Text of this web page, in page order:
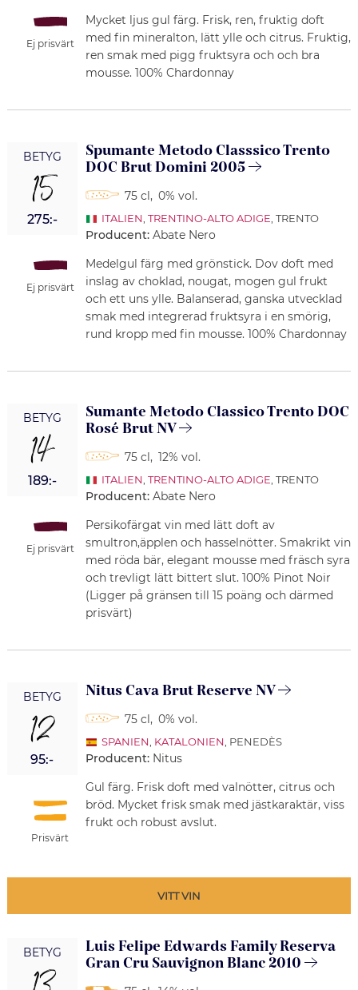
Ej prisvärt
Mycket ljus gul färg. Frisk, ren, fruktig doft
med fin mineralton, lätt ylle och citrus. Fruktig,
ren smak med pigg fruktsyra och och bra
mousse. 100% Chardonnay
BETYG
15
275:-
Ej prisvärt
Spumante Metodo Classsico Trento
DOC Brut Domini 2005
75 cl, 0% vol.
ITALIEN TRENTINO-ALTO ADIGE , TRENTO
Producent: Abate Nero
Medelgul färg med grönstick. Dov doft med
inslag av choklad, nougat, mogen gul frukt
och ett uns ylle. Balanserad, ganska utvecklad
smak med integrerad fruktsyra i en smörig,
rund kropp med fin mousse. 100% Chardonnay
BETYG
14
189:-
Ej prisvärt
Sumante Metodo Classico Trento DOC
Rosé Brut NV
75 cl, 12% vol.
ITALIEN TRENTINO-ALTO ADIGE , TRENTO
Producent: Abate Nero
Persikofärgat vin med lätt doft av
smultron,äpplen och hasselnötter. Smakrikt vin
med röda bär, elegant mousse med fräsch syra
och trevligt lätt bittert slut. 100% Pinot Noir
(Ligger på gränsen till 15 poäng och därmed
prisvärt)
BETYG
12
95:-
Prisvärt
Nitus Cava Brut Reserve NV
75 cl, 0% vol.
SPANIEN KATALONIEN , PENEDÈS
Producent: Nitus
Gul färg. Frisk doft med valnötter, citrus och
bröd. Mycket frisk smak med jästkaraktär, viss
frukt och robust avslut.
VITT VIN
BETYG
Luis Felipe Edwards Family Reserva
Gran Cru Sauvignon Blanc 2010